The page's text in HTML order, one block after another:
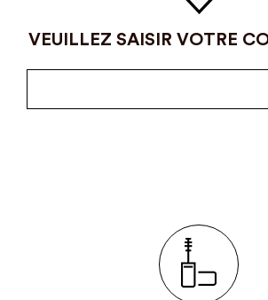
VEUILLEZ SAISIR VOTRE